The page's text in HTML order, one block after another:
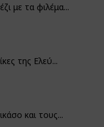
με τα φιλέμα...
της Ελεύ...
και τους...